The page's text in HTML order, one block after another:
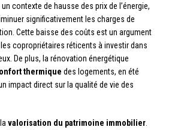
contexte de hausse des prix de l’énergie,
significativement les charges de
Cette baisse des coûts est un argument
copropriétaires réticents à investir dans
De plus, la rénovation énergétique
thermique des logements, en été
impact direct sur la qualité de vie des
valorisation du patrimoine immobilier